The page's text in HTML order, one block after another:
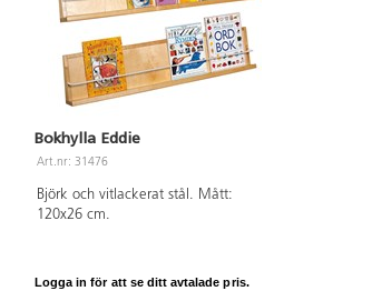
Bokhylla Eddie
Art.nr: 31476
Björk och vitlackerat stål. Mått:
120x26 cm.
Logga in för att se ditt avtalade pris.